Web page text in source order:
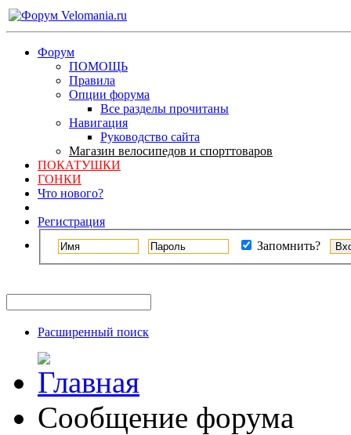
Форум
ПОМОЩЬ
Правила
Опции форума
Все разделы прочитаны
Навигация
Руководство сайта
Магазин велосипедов и спорттоваров
ПОКАТУШКИ
ГОНКИ
Что нового?
Регистрация
Запомнить?
Расширенный поиск
Сообщение форума